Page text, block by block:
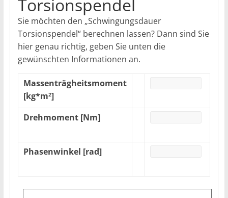
Torsionspendel
Sie möchten den „Schwingungsdauer
Torsionspendel“ berechnen lassen? Dann sind Sie
hier genau richtig, geben Sie unten die
gewünschten Informationen an.
Massenträgheitsmoment
[kg*m2]
Drehmoment [Nm]
Phasenwinkel [rad]